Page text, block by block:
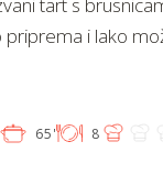
priprema i lako
65' 8